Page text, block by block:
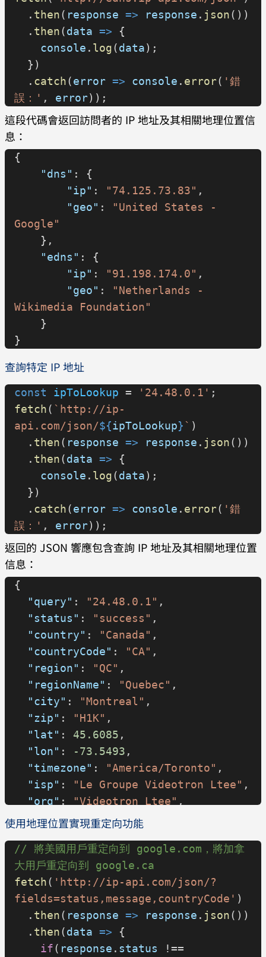
  .
then( response => response . json())
  .
then(data => {
    console
. log(data);
  })
  .
catch(error => console . error( '錯
誤：' , error));
這段代碼會返回訪問者的 IP 地址及其相關地理位置信
息：
{
    "dns"
: {
        "ip"
: "74.125.73.83" ,
        "geo"
:
"United States -
Google"
    },
    "edns"
: {
        "ip"
: "91.198.174.0" ,
        "geo"
:
"Netherlands -
Wikimedia Foundation"
    }
}
查詢特定 IP 地址
const ipToLookup = '24.48.0.1' ;
fetch( `http://ip-
api.com/json/${ipToLookup}` )
  .
then( response => response . json())
  .
then(data => {
    console
. log(data);
  })
  .
catch(error => console . error( '錯
誤：' , error));
返回的 JSON 響應包含查詢 IP 地址及其相關地理位置
信息：
{
  "query"
: "24.48.0.1" ,
  "status"
: "success" ,
  "country"
: "Canada" ,
  "countryCode"
: "CA" ,
  "region"
: "QC" ,
  "regionName"
: "Quebec" ,
  "city"
: "Montreal" ,
  "zip"
: "H1K" ,
  "lat"
: 45.6085 ,
  "lon"
: -73.5493 ,
  "timezone"
: "America/Toronto" ,
  "isp"
: "Le Groupe Videotron Ltee" ,
  "org"
: "Videotron Ltee" ,
  "as"
: "AS5769 Videotron Ltee"
使用地理位置實現重定向功能
// 將美國用戶重定向到 google.com，將加拿
大用戶重定向到 google.ca
fetch( 'http://ip-api.com/json/?
fields=status,message,countryCode' )
  .
then( response => response . json())
  .
then(data => {
    if
( response . status